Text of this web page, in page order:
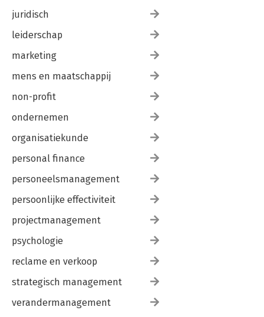
juridisch
leiderschap
marketing
mens en maatschappij
non-profit
ondernemen
organisatiekunde
personal finance
personeelsmanagement
persoonlijke effectiviteit
projectmanagement
psychologie
reclame en verkoop
strategisch management
verandermanagement